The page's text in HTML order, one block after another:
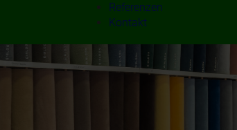
Referenzen
Kontakt